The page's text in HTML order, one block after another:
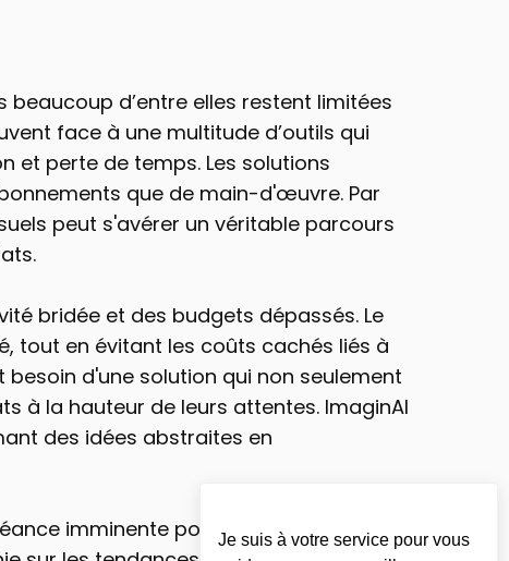
d’entre elles restent limitées
face à une multitude d’outils qui
et perte de temps. Les solutions
que de main-d'œuvre. Par
peut s'avérer un véritable parcours
bridée et des budgets dépassés. Le
tout en évitant les coûts cachés liés à
d'une solution qui non seulement
à la hauteur de leurs attentes. ImaginAI
des idées abstraites en
imminente pour une campagne. En
Je suis à votre service pour vous